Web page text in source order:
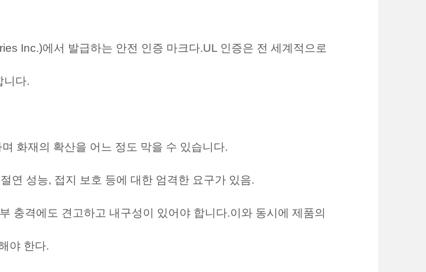
Inc.)에서 발급하는 안전 인증 마크다.UL 인증은 전 세계적으로
니다.
화재의 확산을 어느 정도 막을 수 있습니다.
연 성능, 접지 보호 등에 대한 엄격한 요구가 있음.
충격에도 견고하고 내구성이 있어야 합니다.이와 동시에 제품의
야 한다.